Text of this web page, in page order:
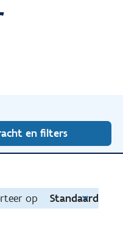
en filters
op Standaard